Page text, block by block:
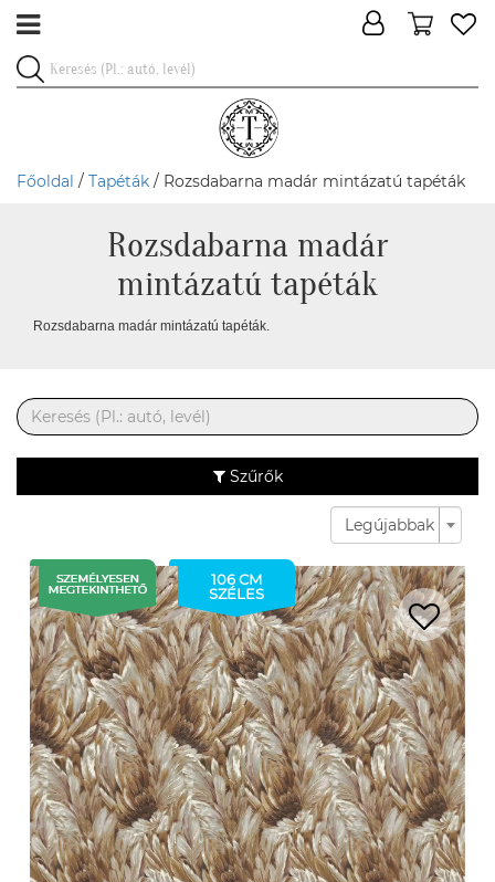
Főoldal / Tapéták / Rozsdabarna madár mintázatú tapéták
Rozsdabarna madár
mintázatú tapéták
Rozsdabarna madár mintázatú tapéták.
Szűrők
Legújabbak
106 CM
SZÉLES